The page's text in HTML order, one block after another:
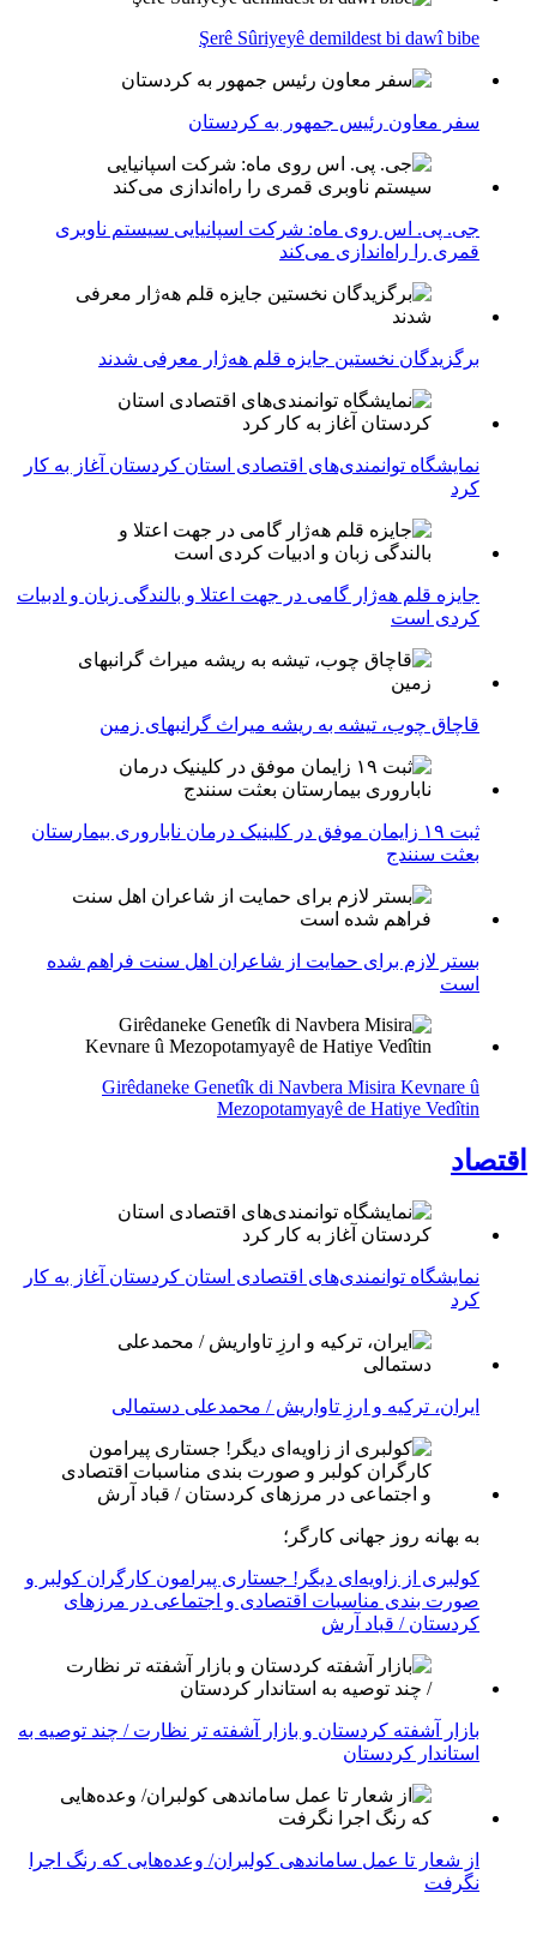
Şerê Sûriyeyê demildest bi dawî bibe
سفر معاون رئیس جمهور به کردستان
جی. پی. اس روی ماه: شرکت اسپانیایی سیستم ناوبری
قمری را راه‌اندازی می‌کند
برگزیدگان نخستین جایزه قلم هه‌ژار معرفی شدند
نمایشگاه توانمندی‌های اقتصادی استان کردستان آغاز به کار
کرد
جایزه قلم هه‌ژار گامی در جهت اعتلا و بالندگی زبان و ادبیات
کردی است
قاچاق چوب، تیشه به ریشه میراث گرانبهای زمین
ثبت ۱۹ زایمان موفق در کلینیک درمان ناباروری بیمارستان
بعثت سنندج
بستر لازم برای حمایت از شاعران اهل سنت فراهم شده
است
Girêdaneke Genetîk di Navbera Misira Kevnare û
Mezopotamyayê de Hatiye Vedîtin
اقتصاد
نمایشگاه توانمندی‌های اقتصادی استان کردستان آغاز به کار
کرد
ایران، ترکیه و ارزِ تاواریش / محمدعلی دستمالی
به بهانه روز جهانی کارگر؛
کولبری از زاویه‌ای دیگر! جستاری پیرامون کارگران کولبر و
صورت بندی مناسبات اقتصادی و اجتماعی در مرزهای
کردستان / قباد آرش
بازار آشفته کردستان و بازار آشفته­ تر نظارت / چند توصیه به
استاندار کردستان
از شعار تا عمل ساماندهی کولبران/ وعده‌هایی که رنگ اجرا
نگرفت